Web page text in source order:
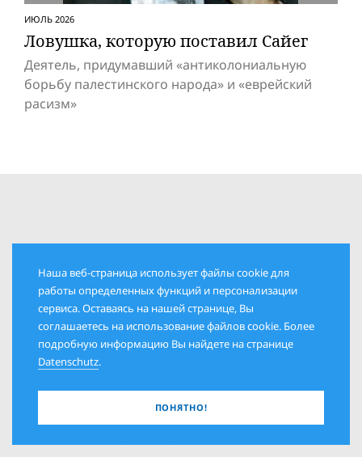
ИЮЛЬ 2026
Ловушка, которую поставил Сайег
Деятель, придумавший «антиколониальную
борьбу палестинского народа» и «eвpeйский
расизм»
РУБРИКИ
ПОЛИТИКА И ОБЩЕСТВО
Наша веб-страница использует файлы cookie для
работы определенных функций и персонализации
сервиса. Оставаясь на нашей странице, Вы
соглашаетесь на использование файлов cookie. Более
подробную информацию Вы найдете на странице
Datenschutz.
ПОНЯТНО!